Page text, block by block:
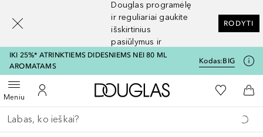
Douglas programėlę
ir reguliariai gaukite
išskirtinius
pasiūlymus ir
nuolaidas
RODYTI
IKI 25%* ATRINKTIEMS DIDESNIEMS NEI 80 ML
AROMATAMS
Kodas:BIG
MeniuAtidaryti meniuĮ mano paskyrą
Į Douglas pagrindinį
Į mano
Į
Grįžk atgal
Vykdykite paiešką
[navigation.slideout.screenreader]